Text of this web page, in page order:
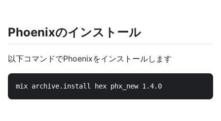
Phoenixのインストール
以下コマンドでPhoenixをインストールします